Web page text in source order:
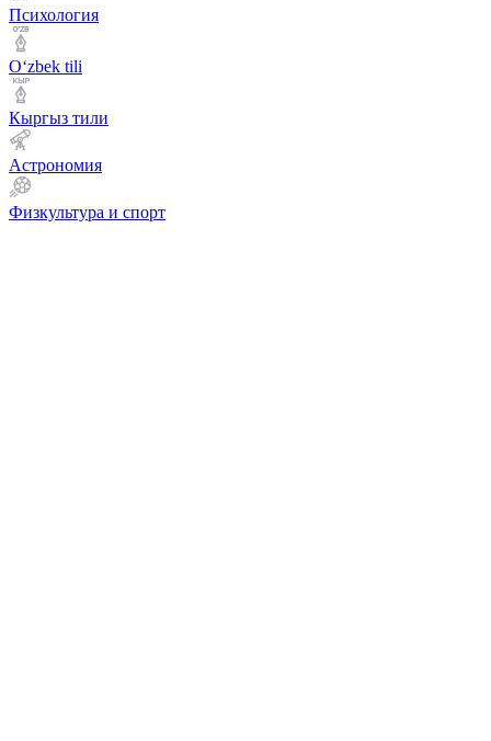
Психология
Оʻzbek tili
Кыргыз тили
Астрономия
Физкультура и спорт